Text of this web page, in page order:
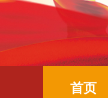
首页